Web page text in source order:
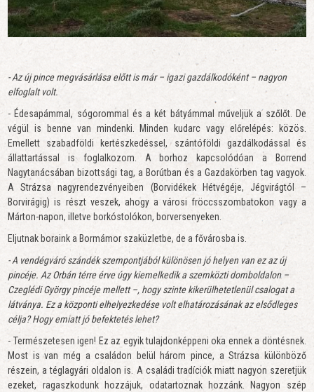
- Az új pince megvásárlása előtt is már – igazi gazdálkodóként – nagyon
elfoglalt volt.
- Édesapámmal, sógorommal és a két bátyámmal műveljük a szőlőt. De
végül is benne van mindenki. Minden kudarc vagy előrelépés: közös.
Emellett szabadföldi kertészkedéssel, szántóföldi gazdálkodással és
állattartással is foglalkozom. A borhoz kapcsolódóan a Borrend
Nagytanácsában bizottsági tag, a Borútban és a Gazdakörben tag vagyok.
A Strázsa nagyrendezvényeiben (Borvidékek Hétvégéje, Jégvirágtól –
Borvirágig) is részt veszek, ahogy a városi fröccsszombatokon vagy a
Márton-napon, illetve borkóstolókon, borversenyeken.
Eljutnak boraink a Bormámor szaküzletbe, de a fővárosba is.
- A vendégváró szándék szempontjából különösen jó helyen van ez az új
pincéje. Az Orbán térre érve úgy kiemelkedik a szemközti domboldalon –
Czeglédi György pincéje mellett –, hogy szinte kikerülhetetlenül csalogat a
látványa. Ez a központi elhelyezkedése volt elhatározásának az elsődleges
célja? Hogy emiatt jó befektetés lehet?
- Természetesen igen! Ez az egyik tulajdonképpeni oka ennek a döntésnek.
Most is van még a családon belül három pince, a Strázsa különböző
részein, a téglagyári oldalon is. A családi tradíciók miatt nagyon szeretjük
ezeket, ragaszkodunk hozzájuk, odatartoznak hozzánk. Nagyon szép